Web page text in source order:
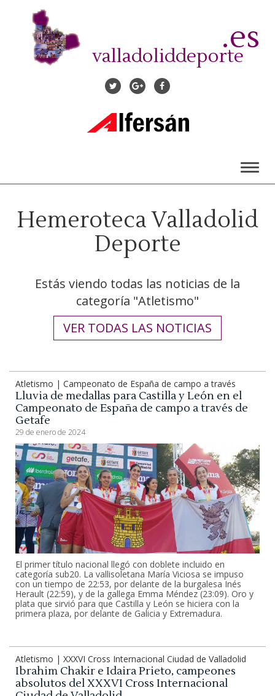
contenido
valladoliddeporte
.es
Hemeroteca Valladolid
Deporte
Estás viendo todas las noticias de la
categoría "Atletismo"
VER TODAS LAS NOTICIAS
Atletismo | Campeonato de España de campo a través
Lluvia de medallas para Castilla y León en el
Campeonato de España de campo a través de
Getafe
29 de enero de 2024
El primer título nacional llegó con doblete incluido en
categoría sub20. La vallisoletana María Viciosa se impuso
con un tiempo de 22:53, por delante de la burgalesa Inés
Herault (22:59), y de la gallega Emma Méndez (23:09). Oro y
plata que sirvió para que Castilla y León se hiciera con la
primera plaza, por delante de Galicia y Extremadura.
Atletismo | XXXVI Cross Internacional Ciudad de Valladolid
Ibrahim Chakir e Idaira Prieto, campeones
absolutos del XXXVI Cross Internacional